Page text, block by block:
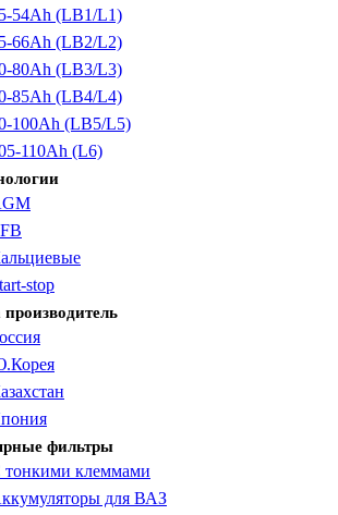
54Ah (LB1/L1)
66Ah (LB2/L2)
80Ah (LB3/L3)
85Ah (LB4/L4)
100Ah (LB5/L5)
110Ah (L6)
stop
фильтры
тонкими клеммами
для ВАЗ